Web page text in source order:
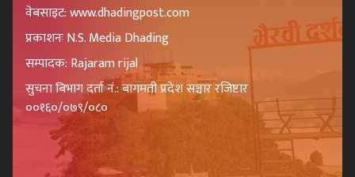
वेबसाइट: www.dhadingpost.com
प्रकाशनः N.S. Media Dhading
सम्पादक: Rajaram rijal
सुचना बिभाग दर्ता नं.: बागमती प्रदेश सञ्चार रजिष्टार
००१६०/०७९/०८०